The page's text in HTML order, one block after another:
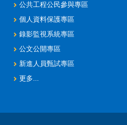
公共工程公民參與專區
個人資料保護專區
錄影監視系統專區
公文公開專區
新進人員甄試專區
更多...